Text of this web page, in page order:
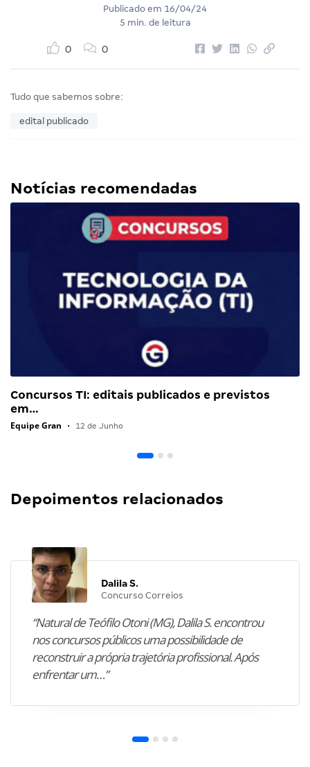
Publicado em 16/04/24
5 min. de leitura
0 0
Tudo que sabemos sobre:
edital publicado
Notícias recomendadas
Concursos TI: editais publicados e previstos
em…
Equipe Gran • 12 de Junho
Depoimentos relacionados
Dalila S.
Concurso Correios
“Natural de Teófilo Otoni (MG), Dalila S. encontrou
nos concursos públicos uma possibilidade de
reconstruir a própria trajetória profissional. Após
enfrentar um…”